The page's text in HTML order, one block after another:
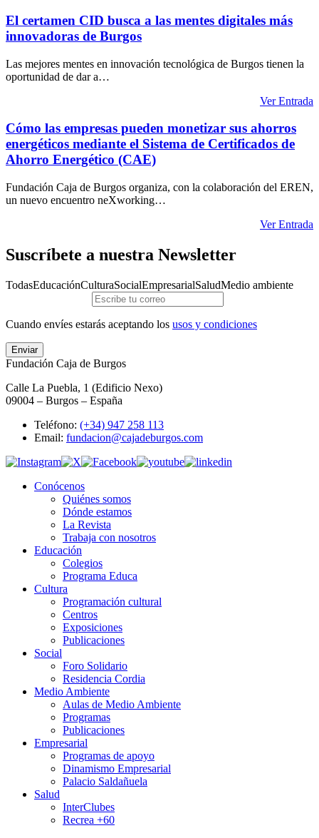
El certamen CID busca a las mentes digitales más
innovadoras de Burgos
Las mejores mentes en innovación tecnológica de Burgos tienen la
oportunidad de dar a…
Ver Entrada
Cómo las empresas pueden monetizar sus ahorros
energéticos mediante el Sistema de Certificados de
Ahorro Energético (CAE)
Fundación Caja de Burgos organiza, con la colaboración del EREN,
un nuevo encuentro neXworking…
Ver Entrada
Suscríbete a nuestra Newsletter
TodasEducaciónCulturaSocialEmpresarialSaludMedio ambiente
Cuando envíes estarás aceptando los usos y condiciones
Enviar
Fundación Caja de Burgos
Calle La Puebla, 1 (Edificio Nexo)
09004 – Burgos – España
Teléfono: (+34) 947 258 113
Email: fundacion@cajadeburgos.com
Conócenos
Quiénes somos
Dónde estamos
La Revista
Trabaja con nosotros
Educación
Colegios
Programa Educa
Cultura
Programación cultural
Centros
Exposiciones
Publicaciones
Social
Foro Solidario
Residencia Cordia
Medio Ambiente
Aulas de Medio Ambiente
Programas
Publicaciones
Empresarial
Programas de apoyo
Dinamismo Empresarial
Palacio Saldañuela
Salud
InterClubes
Recrea +60